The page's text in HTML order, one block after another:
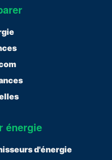
énergie
d'énergie